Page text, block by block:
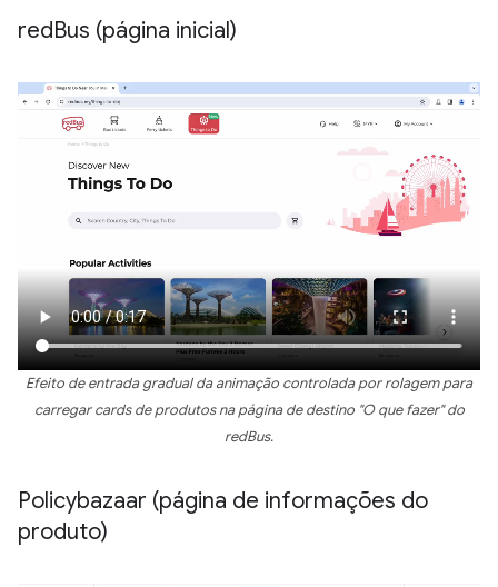
redBus (página inicial)
Efeito de entrada gradual da animação controlada por rolagem para
carregar cards de produtos na página de destino "O que fazer" do
redBus.
Policybazaar (página de informações do
produto)